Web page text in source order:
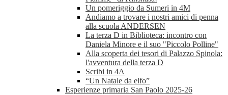
Un pomeriggio da Sumeri in 4M
Andiamo a trovare i nostri amici di penna
alla scuola ANDERSEN
La terza D in Biblioteca: incontro con
Daniela Minore e il suo "Piccolo Polline"
Alla scoperta dei tesori di Palazzo Spinola:
l'avventura della terza D
Scribi in 4A
“Un Natale da elfo”
Esperienze primaria San Paolo 2025-26